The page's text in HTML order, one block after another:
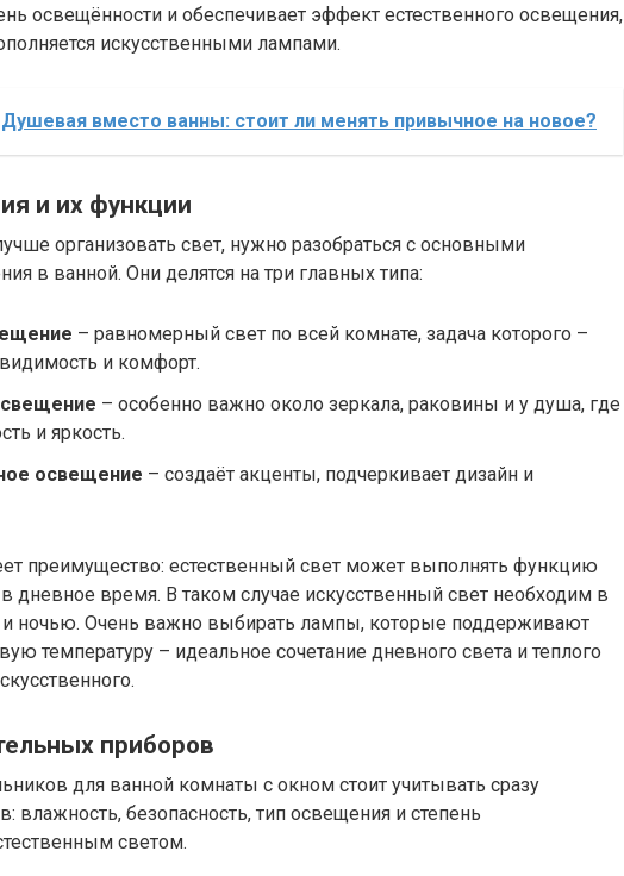
освещённости и обеспечивает эффект естественного освещения,
искусственными лампами.
Душевая вместо ванны: стоит ли менять привычное на новое?
и их функции
организовать свет, нужно разобраться с основными
в ванной. Они делятся на три главных типа:
– равномерный свет по всей комнате, задача которого –
и комфорт.
– особенно важно около зеркала, раковины и у душа, где
и яркость.
освещение – создаёт акценты, подчеркивает дизайн и
преимущество: естественный свет может выполнять функцию
дневное время. В таком случае искусственный свет необходим в
ночью. Очень важно выбирать лампы, которые поддерживают
температуру – идеальное сочетание дневного света и теплого
приборов
для ванной комнаты с окном стоит учитывать сразу
влажность, безопасность, тип освещения и степень
светом.